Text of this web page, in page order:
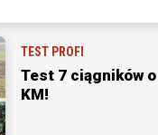
TEST PROFI
Test 7 ciągników
KM!